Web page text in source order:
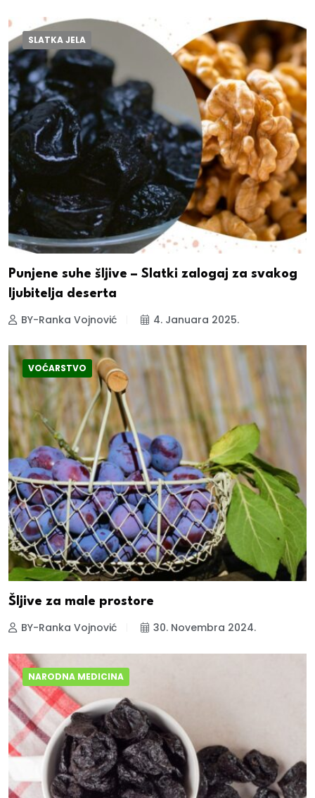
SLATKA JELA
Punjene suhe šljive – Slatki zalogaj za svakog
ljubitelja deserta
BY-Ranka Vojnović 4. Januara 2025.
VOĆARSTVO
Šljive za male prostore
BY-Ranka Vojnović 30. Novembra 2024.
NARODNA MEDICINA